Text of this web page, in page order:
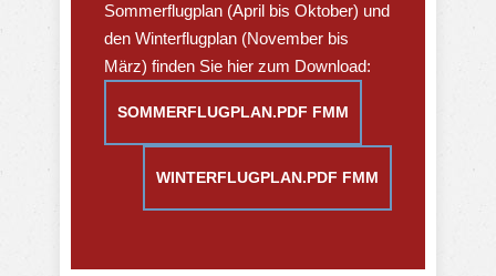
Sommerflugplan (April bis Oktober) und
den Winterflugplan (November bis
März) finden Sie hier zum Download:
SOMMERFLUGPLAN.PDF FMM
WINTERFLUGPLAN.PDF FMM